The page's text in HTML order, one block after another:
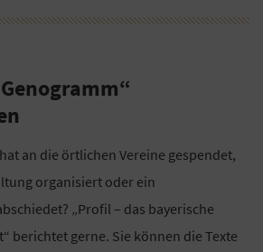
an die örtlichen Vereine gespendet,
organisiert oder ein
„Profil – das bayerische
berichtet gerne. Sie können die Texte